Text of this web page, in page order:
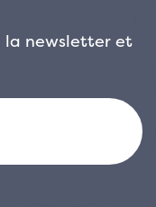
excellent choix
persistant
grande partie
la newsletter et